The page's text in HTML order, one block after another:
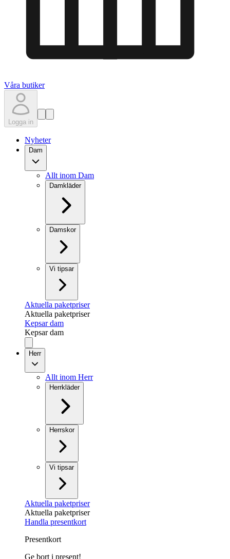
Våra butiker
Logga in
Nyheter
Dam
Allt inom Dam
Damkläder
Damskor
Vi tipsar
Aktuella paketpriser
Aktuella paketpriser
Kepsar dam
Kepsar dam
Herr
Allt inom Herr
Herrkläder
Herrskor
Vi tipsar
Aktuella paketpriser
Aktuella paketpriser
Handla presentkort
Presentkort
Ge bort i present!